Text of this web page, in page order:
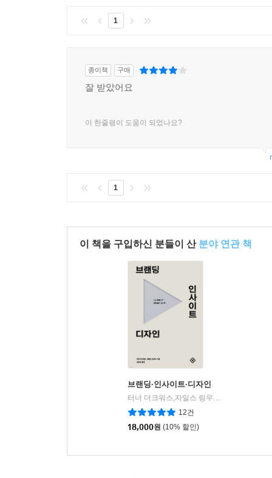
1
종이책 구매
잘 받았어요
이 한줄평이 도움이 되었나요?
1
이 책을 구입하신 분들이 산 분야 연관 책
브랜딩·인사이트·디자인
터너 더크워스,자일스 링우드 저/정상희 역
12건
18,000원 (10% 할인)